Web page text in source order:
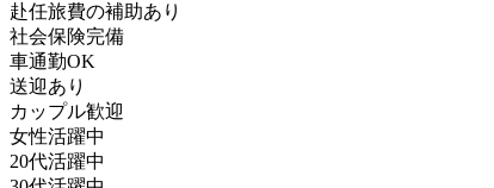
赴任旅費の補助あり
社会保険完備
車通勤OK
送迎あり
カップル歓迎
女性活躍中
20代活躍中